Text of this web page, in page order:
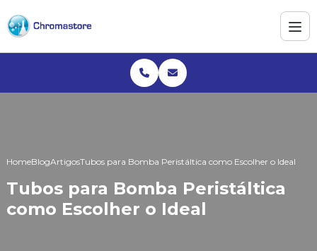
HomeBlogArtigosTubos para Bomba Peristáltica como Escolher o Ideal
Tubos para Bomba Peristáltica
como Escolher o Ideal